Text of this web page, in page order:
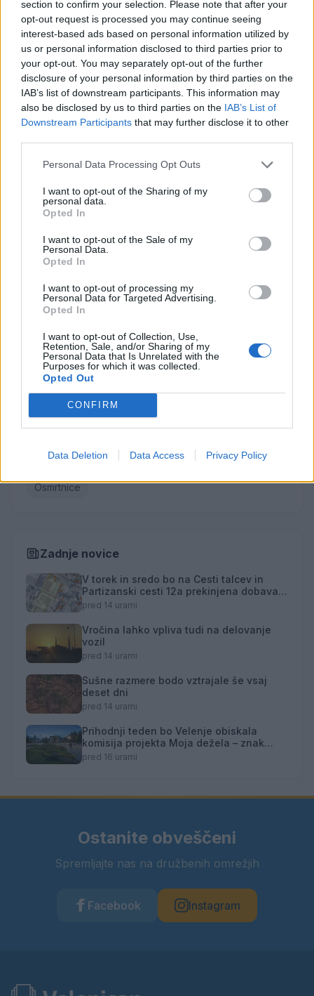
section to confirm your selection. Please note that after your
opt-out request is processed you may continue seeing
interest-based ads based on personal information utilized by
us or personal information disclosed to third parties prior to
your opt-out. You may separately opt-out of the further
disclosure of your personal information by third parties on the
IAB’s list of downstream participants. This information may
also be disclosed by us to third parties on the IAB’s List of
Downstream Participants that may further disclose it to other
Personal Data Processing Opt Outs
I want to opt-out of the Sharing of my
personal data.
Opted In
I want to opt-out of the Sale of my
Personal Data.
Opted In
I want to opt-out of processing my
Personal Data for Targeted Advertising.
Opted In
I want to opt-out of Collection, Use,
Retention, Sale, and/or Sharing of my
Personal Data that Is Unrelated with the
Purposes for which it was collected.
Opted Out
CONFIRM
Data Deletion Data Access Privacy Policy
1
Pretep v gostinskem lokalu v Velenju: 46-letnik
moškega udaril s steklenico in ga zabodel
2
(VIDEO) "Mislil sem, da je konec": Lastnik
velenjske picerije o padcu s padalom na
Hrvaškem
3
Dopustniška drama: Policija pričakala letalo s
Korošico po pristanku
4
Na Šaleški cesti v Velenju občanka poškodovala
tri vozila
5
Osmrtnice
Ivana Mernik
Franc Penšek
Stanislava Arlič
Elica Vačun
Vse osmrtnice →
Kategorije
Gospodarstvo
Obvestila
Osmrtnice
Zadnje novice
V torek in sredo bo na Cesti talcev in
Partizanski cesti 12a prekinjena dobava
toplotne energije
pred 14 urami
Vročina lahko vpliva tudi na delovanje
vozil
pred 14 urami
Sušne razmere bodo vztrajale še vsaj
deset dni
pred 14 urami
Prihodnji teden bo Velenje obiskala
komisija projekta Moja dežela – znak
gostoljubnosti
pred 16 urami
Ostanite obveščeni
Spremljajte nas na družbenih omrežjih
Facebook Instagram